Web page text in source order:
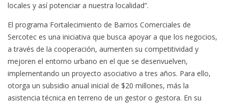
locales y así potenciar a nuestra localidad”.
El programa Fortalecimiento de Barrios Comerciales de
Sercotec es una iniciativa que busca apoyar a que los negocios,
a través de la cooperación, aumenten su competitividad y
mejoren el entorno urbano en el que se desenvuelven,
implementando un proyecto asociativo a tres años. Para ello,
otorga un subsidio anual inicial de $20 millones, más la
asistencia técnica en terreno de un gestor o gestora. En su